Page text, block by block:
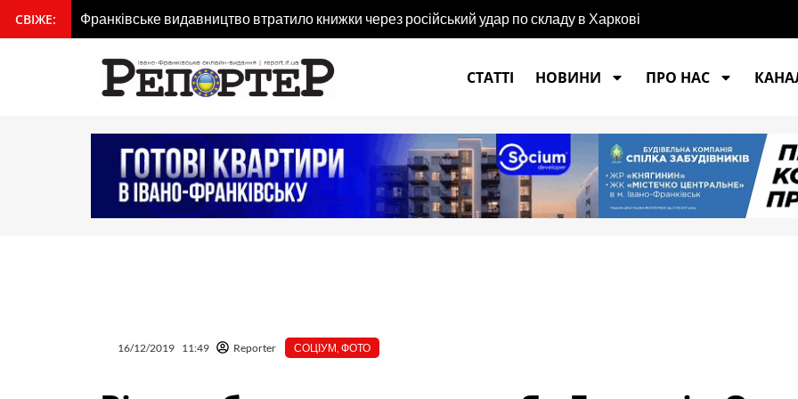
вмісту
СВІЖЕ: Для туристів створили мобільний застосунок «Яремче»
СТАТТІ
НОВИНИ ПРО НАС
16/12/2019 11:49 Reporter СОЦІУМ ФОТО